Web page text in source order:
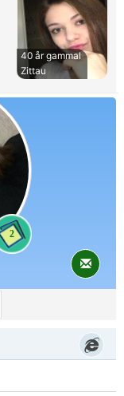
40 år gammal
Zittau
2